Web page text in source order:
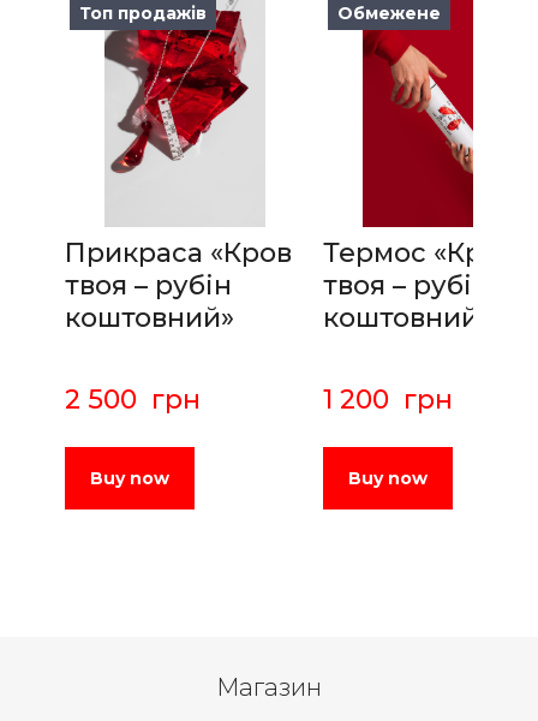
Топ продажів
Прикраса «Кров
твоя – рубін
коштовний»
2 500  грн
Buy now
Обмежене
Термос «Кров
твоя – рубін
коштовний»
1 200  грн
Buy now
Магазин